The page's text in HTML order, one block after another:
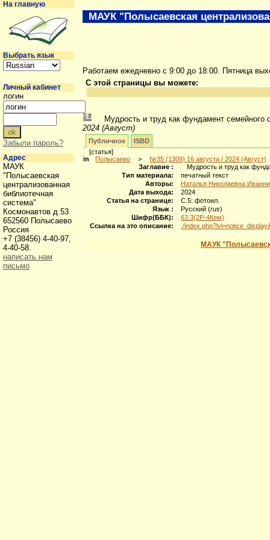
Работаем ежедневно с 9:00 до 18:00. Пятница
С этой страницы вы можете:
Мудрость и труд как фундамент семейного
2024 (Август)
Публичное
ISBD
[статья]
in
Полысаево >
№35 (1309) 16 августа / 2024 (Август)
Заглавие :
Мудрость и труд как
Тип материала:
печатный текст
Авторы:
Наталья Николаевна
Дата выхода:
2024
Статья на странице:
С.5: фотоил.
Язык :
Русский (rus)
Шифр(ББК):
63.3(2Р-4Кем)
Ссылка на это описание:
./
МАУК
МАУК "Полысаевская
На главную
Выбрать язык
Личный кабинет
логин
Забыли пароль?
Адрес
МАУК
"Полысаевская
централизованная
библиотечная
система"
Космонавтов д.53
652560 Полысаево
Россия
+7 (38456) 4-40-97,
4-40-58.
написать нам
письмо